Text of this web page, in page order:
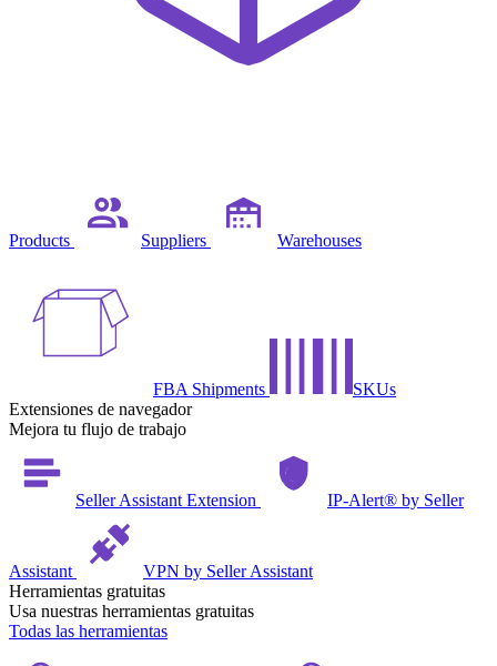
Products Suppliers Warehouses
FBA Shipments
SKUs
Extensiones de navegador
Mejora tu flujo de trabajo
Seller Assistant Extension IP-Alert® by Seller
Assistant
VPN by Seller Assistant
Herramientas gratuitas
Usa nuestras herramientas gratuitas
Todas las herramientas